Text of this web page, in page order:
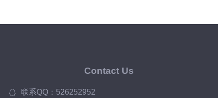
Contact Us
联系QQ：526252952